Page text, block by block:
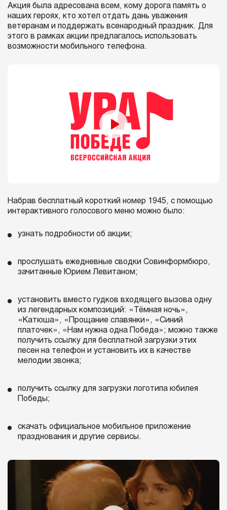
Акция была адресована всем, кому дорога память о
наших героях, кто хотел отдать дань уважения
ветеранам и поддержать всенародный праздник. Для
этого в рамках акции предлагалось использовать
возможности мобильного телефона.
Набрав бесплатный короткий номер 1945, с помощью
интерактивного голосового меню можно было:
узнать подробности об акции;
прослушать ежедневные сводки Совинформбюро,
зачитанные Юрием Левитаном;
установить вместо гудков входящего вызова одну
из легендарных композиций: «Тёмная ночь»,
«Катюша», «Прощание славянки», «Синий
платочек», «Нам нужна одна Победа»; можно также
получить ссылку для бесплатной загрузки этих
песен на телефон и установить их в качестве
мелодии звонка;
получить ссылку для загрузки логотипа юбилея
Победы;
скачать официальное мобильное приложение
празднования и другие сервисы.